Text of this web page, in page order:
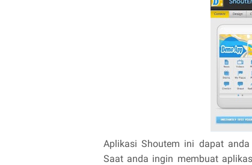
Aplikasi Shoutem ini dapat
Saat anda ingin membuat